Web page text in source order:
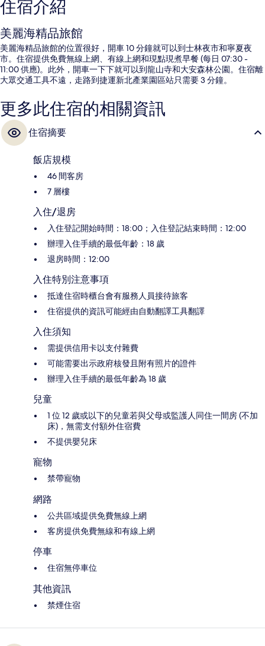
住宿介紹
美麗海精品旅館
美麗海精品旅館的位置很好，開車 10 分鐘就可以到士林夜市和寧夏夜
市。住宿提供免費無線上網、有線上網和現點現煮早餐 (每日 07:30 -
11:00 供應)。此外，開車一下下就可以到龍山寺和大安森林公園。住宿離
大眾交通工具不遠，走路到捷運新北產業園區站只需要 3 分鐘。
更多此住宿的相關資訊
住宿摘要
飯店規模
46 間客房
7 層樓
入住/退房
入住登記開始時間：18:00；入住登記結束時間：12:00
辦理入住手續的最低年齡：18 歲
退房時間：12:00
入住特別注意事項
抵達住宿時櫃台會有服務人員接待旅客
住宿提供的資訊可能經由自動翻譯工具翻譯
入住須知
需提供信用卡以支付雜費
可能需要出示政府核發且附有照片的證件
辦理入住手續的最低年齡為 18 歲
兒童
1 位 12 歲或以下的兒童若與父母或監護人同住一間房 (不加
床)，無需支付額外住宿費
不提供嬰兒床
寵物
禁帶寵物
網路
公共區域提供免費無線上網
客房提供免費無線和有線上網
停車
住宿無停車位
其他資訊
禁煙住宿